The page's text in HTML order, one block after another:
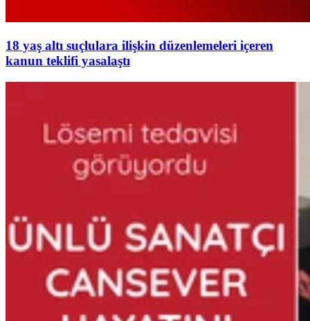
18 yaş altı suçlulara ilişkin düzenlemeleri içeren
kanun teklifi yasalaştı